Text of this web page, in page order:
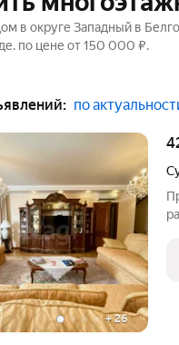
в округе Западный в
по цене от 150 000 ₽.
по
+26